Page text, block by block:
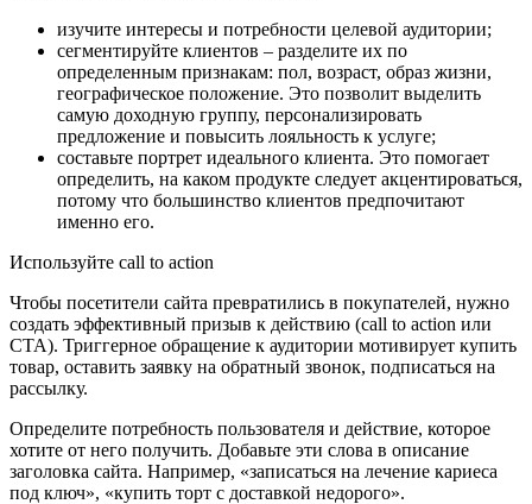
изучите интересы и потребности целевой аудитории;
сегментируйте клиентов – разделите их по
определенным признакам: пол, возраст, образ жизни,
географическое положение. Это позволит выделить
самую доходную группу, персонализировать
предложение и повысить лояльность к услуге;
составьте портрет идеального клиента. Это помогает
определить, на каком продукте следует акцентироваться,
потому что большинство клиентов предпочитают
именно его.
Используйте call to action
Чтобы посетители сайта превратились в покупателей, нужно
создать эффективный призыв к действию (call to action или
CTA). Триггерное обращение к аудитории мотивирует купить
товар, оставить заявку на обратный звонок, подписаться на
рассылку.
Определите потребность пользователя и действие, которое
хотите от него получить. Добавьте эти слова в описание
заголовка сайта. Например, «записаться на лечение кариеса
под ключ», «купить торт с доставкой недорого».